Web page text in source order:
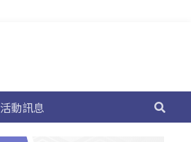
活動訊息